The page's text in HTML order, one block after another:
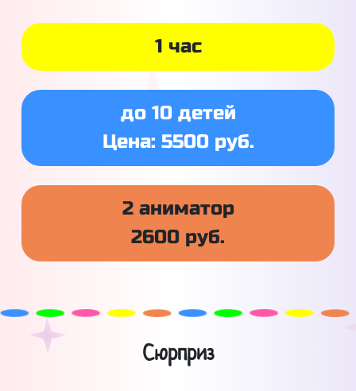
1 час
до 10 детей
Цена: 5500 руб.
2 аниматор
2600 руб.
Сюрприз